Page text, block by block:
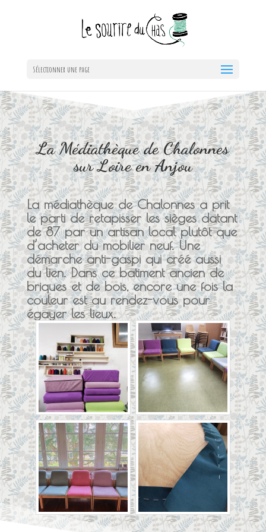
Sélectionner une page
La Médiathèque de Chalonnes
sur Loire en Anjou
La médiathèque de Chalonnes a prit
le parti de retapisser les sièges datant
de 87 par un artisan local plutôt que
d’acheter du mobilier neuf. Une
démarche anti-gaspi qui créé aussi
du lien. Dans ce batiment ancien de
briques et de bois, encore une fois la
couleur est au rendez-vous pour
égayer les lieux.